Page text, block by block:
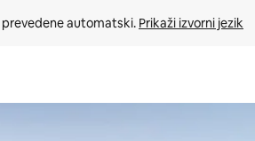
automatski. Prikaži izvorni jezik